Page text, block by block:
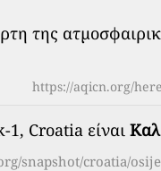
της
https://aqicn.org/
Croatia είναι
snapshot/croatia/